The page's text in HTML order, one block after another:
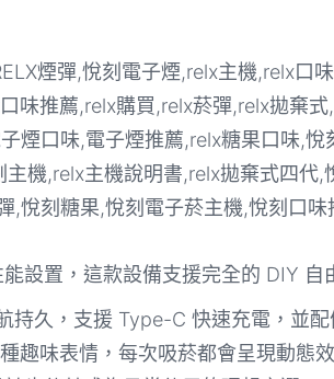
設置，這款設備支援完全的 DIY 自
持久，支援 Type-C 快速充電，並
趣味表情，每次吸菸都會呈現動態